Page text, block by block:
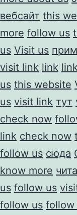
вебсайт this
more follow us
us Visit us
visit link link link
us this website
us visit link тут
check now
link check now
follow us сюда
know more
us follow us
follow us follow